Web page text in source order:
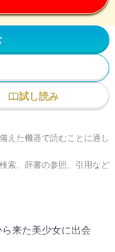
試し読み
えた機器で読むことに適し
索、辞書の参照、引用など
来た美少女に出会